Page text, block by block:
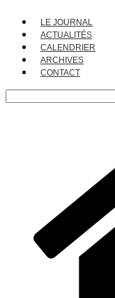
LE JOURNAL
ACTUALITÉS
CALENDRIER
ARCHIVES
CONTACT